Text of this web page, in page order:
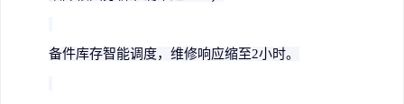
备件库存智能调度，维修响应缩至2小时。